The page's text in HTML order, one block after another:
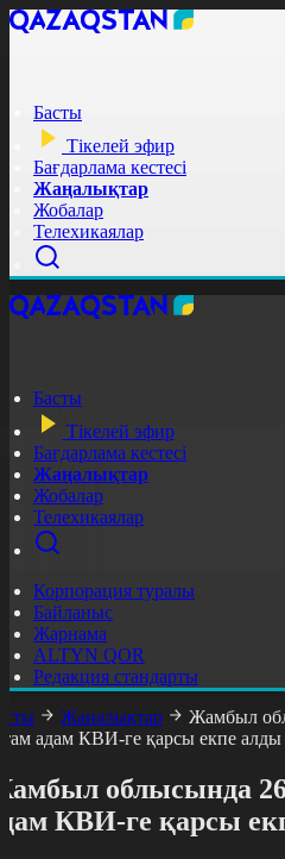
Басты
Тікелей эфир
Бағдарлама кестесі
Жаңалықтар
Жобалар
Телехикаялар
Басты
Тікелей эфир
Бағдарлама кестесі
Жаңалықтар
Жобалар
Телехикаялар
Корпорация туралы
Байланыс
Жарнама
ALTYN QOR
Редакция стандарты
Жаңалықтар
Жамбыл
адам КВИ-ге қарсы екпе алды
облысында
КВИ-ге қарсы